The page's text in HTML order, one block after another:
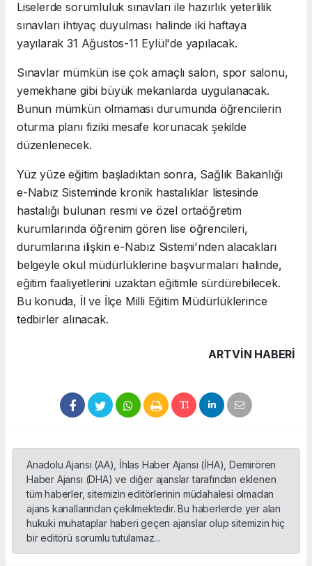
Liselerde sorumluluk sınavları ile hazırlık yeterlilik
sınavları ihtiyaç duyulması halinde iki haftaya
yayılarak 31 Ağustos-11 Eylül'de yapılacak.
Sınavlar mümkün ise çok amaçlı salon, spor salonu,
yemekhane gibi büyük mekanlarda uygulanacak.
Bunun mümkün olmaması durumunda öğrencilerin
oturma planı fiziki mesafe korunacak şekilde
düzenlenecek.
Yüz yüze eğitim başladıktan sonra, Sağlık Bakanlığı
e-Nabız Sisteminde kronik hastalıklar listesinde
hastalığı bulunan resmi ve özel ortaöğretim
kurumlarında öğrenim gören lise öğrencileri,
durumlarına ilişkin e-Nabız Sistemi'nden alacakları
belgeyle okul müdürlüklerine başvurmaları halinde,
eğitim faaliyetlerini uzaktan eğitimle sürdürebilecek.
Bu konuda, İl ve İlçe Milli Eğitim Müdürlüklerince
tedbirler alınacak.
ARTVIN HABERİ
Anadolu Ajansı (AA), İhlas Haber Ajansı (İHA), Demirören
Haber Ajansı (DHA) ve diğer ajanslar tarafından eklenen
tüm haberler, sitemizin editörlerinin müdahalesi olmadan
ajans kanallarından çekilmektedir. Bu haberlerde yer alan
hukuki muhataplar haberi geçen ajanslar olup sitemizin hiç
bir editörü sorumlu tutulamaz...